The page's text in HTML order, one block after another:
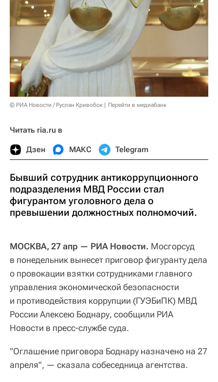
© РИА Новости / Руслан Кривобок Перейти в медиабанк
Читать ria.ru в
Дзен МАКС Telegram
Бывший сотрудник антикоррупционного
подразделения МВД России стал
фигурантом уголовного дела о
превышении должностных полномочий.
МОСКВА, 27 апр — РИА Новости. Мосгорсуд
в понедельник вынесет приговор фигуранту дела
о провокации взятки сотрудниками главного
управления экономической безопасности
и противодействия коррупции (ГУЭБиПК) МВД
России Алексею Боднару, сообщили РИА
Новости в пресс-службе суда.
"Оглашение приговора Боднару назначено на 27
апреля", — сказала собеседница агентства.